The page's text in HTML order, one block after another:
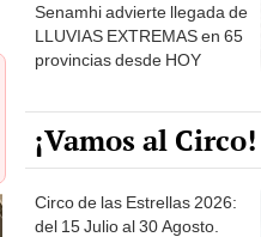
Senamhi advierte llegada de
LLUVIAS EXTREMAS en 65
provincias desde HOY
¡Vamos al Circo!
Circo de las Estrellas 2026:
del 15 Julio al 30 Agosto.